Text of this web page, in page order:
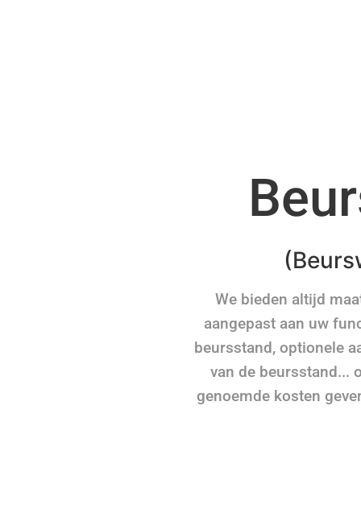
We bieden altijd
aangepast aan uw
beursstand, optionele
van de beursstand...
genoemde kosten